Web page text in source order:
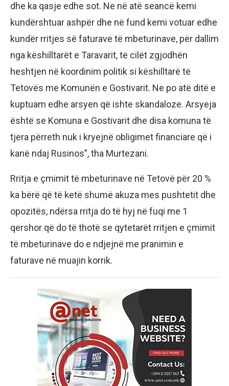
dhe ka qasje edhe sot. Ne në atë seancë kemi
kundërshtuar ashpër dhe në fund kemi votuar edhe
kundër rritjes së faturave të mbeturinave, për dallim
nga këshilltarët e Taravarit, të cilët zgjodhën
heshtjen në koordinim politik si këshilltarë të
Tetovës me Komunën e Gostivarit. Ne po atë ditë e
kuptuam edhe arsyen që ishte skandaloze. Arsyeja
është se Komuna e Gostivarit dhe disa komuna të
tjera përreth nuk i kryejnë obligimet financiare që i
kanë ndaj Rusinos”, tha Murtezani.
Rritja e çmimit të mbeturinave në Tetovë për 20 %
ka bërë që të ketë shumë akuza mes pushtetit dhe
opozitës, ndërsa rritja do të hyj në fuqi me 1
qershor që do të thotë se qytetarët rritjen e çmimit
të mbeturinave do e ndjejnë me pranimin e
faturave në muajin korrik.